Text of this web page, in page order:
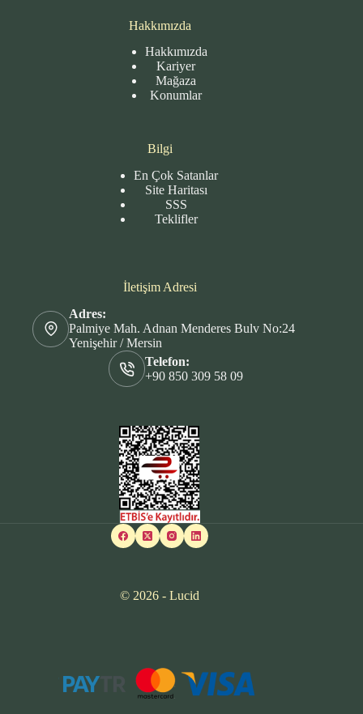
Hakkımızda
Hakkımızda
Kariyer
Mağaza
Konumlar
Bilgi
En Çok Satanlar
Site Haritası
SSS
Teklifler
İletişim Adresi
Adres:
Palmiye Mah. Adnan Menderes Bulv No:24
Yenişehir / Mersin
Telefon:
+90 850 309 58 09
© 2026 - Lucid